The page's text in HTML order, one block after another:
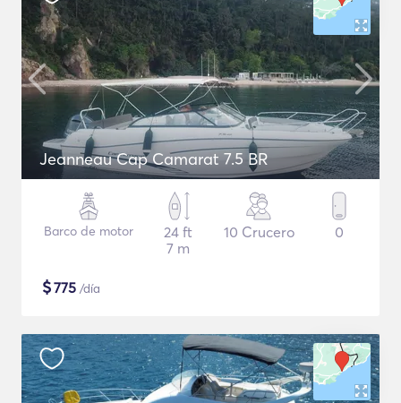
Jeanneau Cap Camarat 7.5 BR
Barco de motor
24 ft
7 m
10 Crucero 0
$775 /día